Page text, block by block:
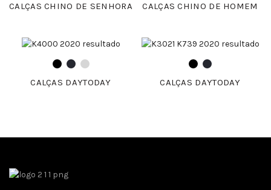
CALÇAS CHINO DE SENHORA CALÇAS CHINO DE HOMEM
CALÇAS DAYTODAY CALÇAS DAYTODAY